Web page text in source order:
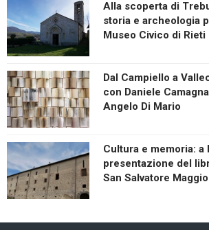
Alla scoperta di
storia e archeologia
Museo Civico di Rieti
Dal Campiello a
con Daniele
Angelo Di Mario
Cultura e memoria: a
presentazione del
San Salvatore